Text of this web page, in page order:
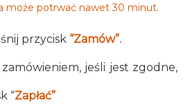
może potrwać nawet 30 minut.
przycisk “Zamów”.
jeśli jest zgodne,
“Zapłać”